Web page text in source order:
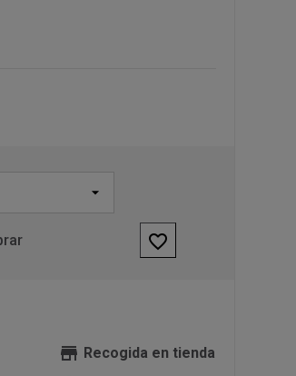
favorite_border
store Recogida en tienda